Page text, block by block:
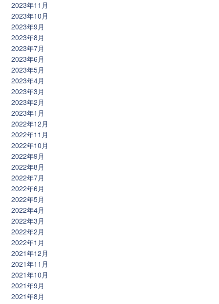
2023年11月
2023年10月
2023年9月
2023年8月
2023年7月
2023年6月
2023年5月
2023年4月
2023年3月
2023年2月
2023年1月
2022年12月
2022年11月
2022年10月
2022年9月
2022年8月
2022年7月
2022年6月
2022年5月
2022年4月
2022年3月
2022年2月
2022年1月
2021年12月
2021年11月
2021年10月
2021年9月
2021年8月